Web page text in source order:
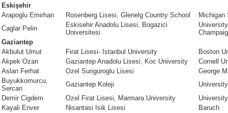
Eskişehir
Arapoglu Emirhan
Rosenberg Lisesi, Glenelg Country School
Michigan
Caglar Pelin
Eskisehir Anadolu Lisesi, Bogazici
Universitesi
Gaziantep
Akbulut Umut
Firat Lisesi- Istanbul University
Boston
Akpek Ozan
Gaziantep Anadolu Lisesi, Koc University
Cornell
Aslan Ferhat
Ozel Sunguroglu Lisesi
George
Buyukkomurcu,
Sercan
Gaziantep Koleji
Demir Cigdem
Ozel Firat Lisesi, Marmara University
Kayali Enver
Nisantasi Isik Lisesi
Baruch